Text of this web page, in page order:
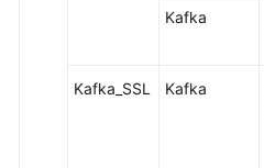
操
Kafka
Kafka_SSL Kafka